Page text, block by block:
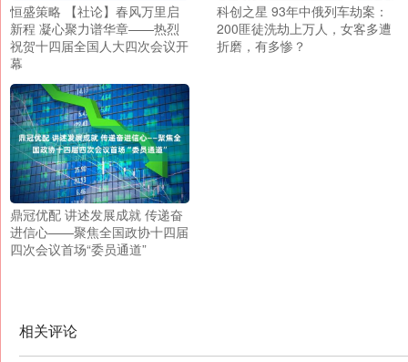
恒盛策略 【社论】春风万里启
新程 凝心聚力谱华章——热烈
祝贺十四届全国人大四次会议开
幕
科创之星 93年中俄列车劫案：
200匪徒洗劫上万人，女客多遭
折磨，有多惨？
鼎冠优配 讲述发展成就 传递奋
进信心——聚焦全国政协十四届
四次会议首场“委员通道”
相关评论